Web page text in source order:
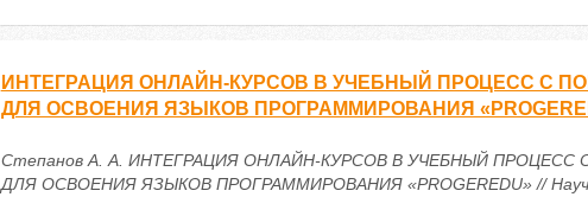
ИНТЕГРАЦИЯ ОНЛАЙН-КУРСОВ В УЧЕБНЫЙ ПРОЦЕСС С
ДЛЯ ОСВОЕНИЯ ЯЗЫКОВ ПРОГРАММИРОВАНИЯ
Степанов А. А. ИНТЕГРАЦИЯ ОНЛАЙН-КУРСОВ В УЧЕБНЫЙ
ДЛЯ ОСВОЕНИЯ ЯЗЫКОВ ПРОГРАММИРОВАНИЯ «PROGEREDU» //